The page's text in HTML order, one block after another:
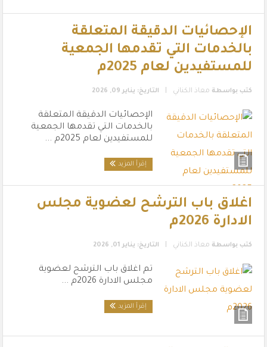
الإحصائيات الدقيقة المتعلقة
بالخدمات التي تقدمها الجمعية
للمستفيدين لعام 2025م
كتب بواسطة معاذ الكناني التاريخ: يناير 09, 2026
الإحصائيات الدقيقة المتعلقة
بالخدمات التي تقدمها الجمعية
للمستفيدين لعام 2025م ...
إقرأ المزيد
اغلاق باب الترشح لعضوية مجلس
الادارة 2026م
كتب بواسطة معاذ الكناني التاريخ: يناير 01, 2026
تم اغلاق باب الترشح لعضوية
مجلس الادارة 2026م ...
إقرأ المزيد